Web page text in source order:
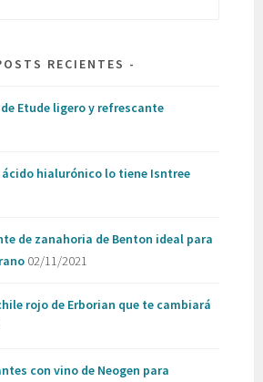
RECIENTES
Etude ligero y refrescante
ácido hialurónico lo tiene Isntree
de zanahoria de Benton ideal para
02/11/2021
rojo de Erborian que te cambiará
con vino de Neogen para